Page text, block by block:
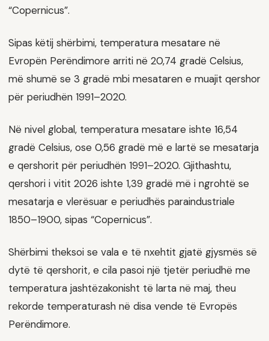
“Copernicus”.
Sipas këtij shërbimi, temperatura mesatare në
Evropën Perëndimore arriti në 20,74 gradë Celsius,
më shumë se 3 gradë mbi mesataren e muajit qershor
për periudhën 1991–2020.
Në nivel global, temperatura mesatare ishte 16,54
gradë Celsius, ose 0,56 gradë më e lartë se mesatarja
e qershorit për periudhën 1991–2020. Gjithashtu,
qershori i vitit 2026 ishte 1,39 gradë më i ngrohtë se
mesatarja e vlerësuar e periudhës paraindustriale
1850–1900, sipas “Copernicus”.
Shërbimi theksoi se vala e të nxehtit gjatë gjysmës së
dytë të qershorit, e cila pasoi një tjetër periudhë me
temperatura jashtëzakonisht të larta në maj, theu
rekorde temperaturash në disa vende të Evropës
Perëndimore.